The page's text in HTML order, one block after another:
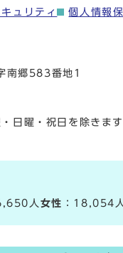
ュリティ 個人情報
南郷583番地1
日曜・祝日を除きます
人 女性 ：18,054人